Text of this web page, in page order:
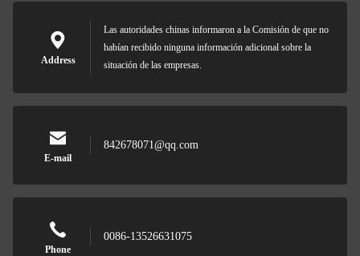
Address
Las autoridades chinas informaron a la Comisión de que no
habían recibido ninguna información adicional sobre la
situación de las empresas.
E-mail
842678071@qq.com
Phone
0086-13526631075